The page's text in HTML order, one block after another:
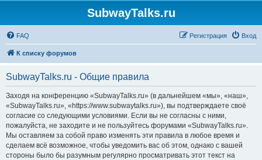
SubwayTalks.ru
FAQ Вход
Регистрация
К списку форумов
SubwayTalks.ru - Общие правила
Заходя на конференцию «SubwayTalks.ru» (в дальнейшем «мы», «наш»,
«SubwayTalks.ru», «https://www.subwaytalks.ru»), вы подтверждаете своё
согласие со следующими условиями. Если вы не согласны с ними,
пожалуйста, не заходите и не пользуйтесь форумами «SubwayTalks.ru».
Мы оставляем за собой право изменять эти правила в любое время и
сделаем всё возможное, чтобы уведомить вас об этом, однако с вашей
стороны было бы разумным регулярно просматривать этот текст на